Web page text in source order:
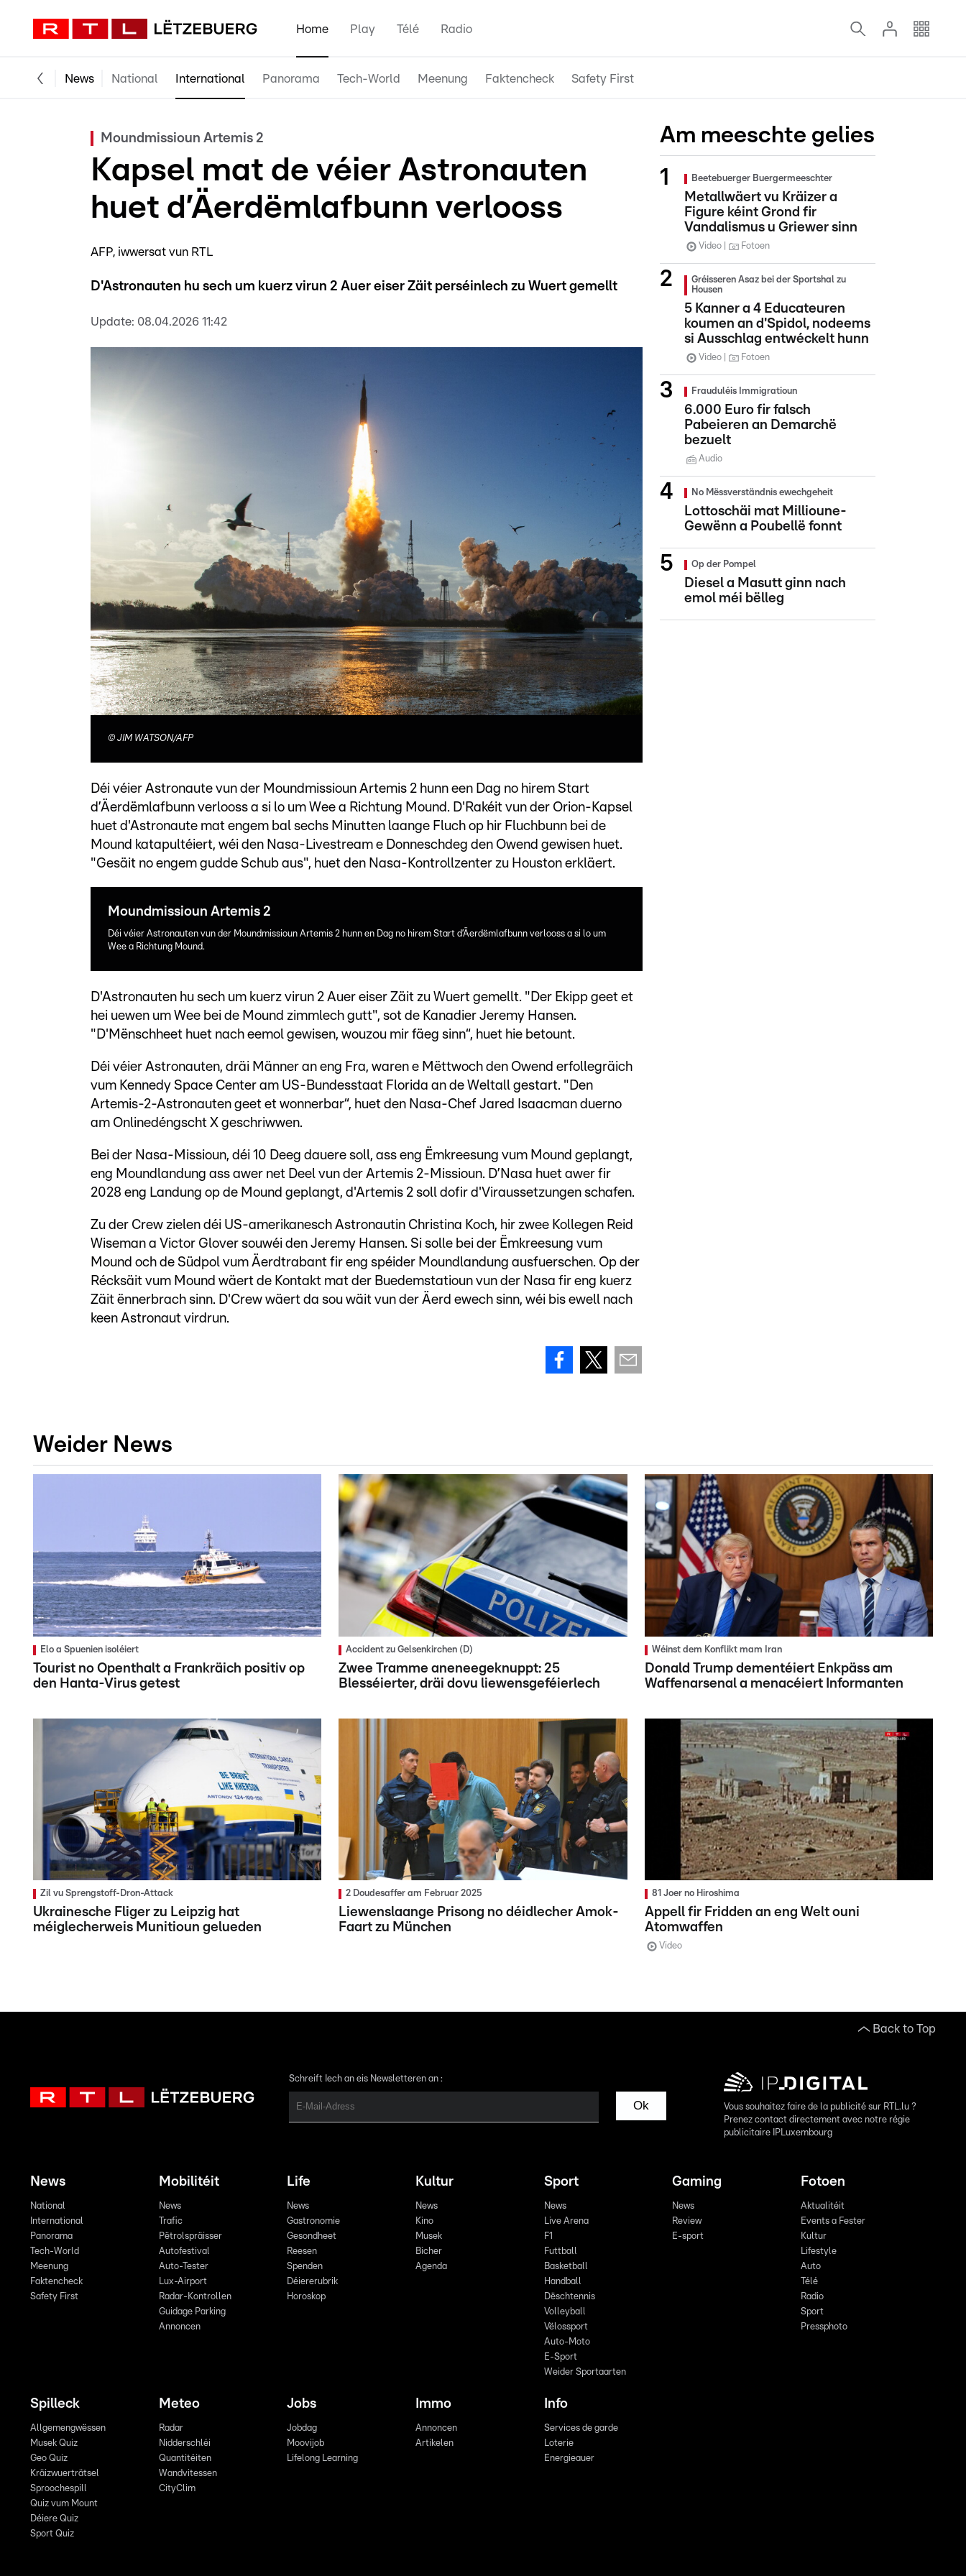
Home Play Télé Radio
News National International Panorama Tech-World Meenung Faktencheck Safety First
Moundmissioun Artemis 2
Kapsel mat de véier Astronauten
huet d’Äerdëmlafbunn verlooss
AFP, iwwersat vun RTL
D'Astronauten hu sech um kuerz virun 2 Auer eiser Zäit perséinlech zu Wuert gemellt
Update: 08.04.2026 11:42
© JIM WATSON/AFP
Déi véier Astronaute vun der Moundmissioun Artemis 2 hunn een Dag no hirem Start
d’Äerdëmlafbunn verlooss a si lo um Wee a Richtung Mound. D'Rakéit vun der Orion-Kapsel
huet d'Astronaute mat engem bal sechs Minutten laange Fluch op hir Fluchbunn bei de
Mound katapultéiert, wéi den Nasa-Livestream e Donneschdeg den Owend gewisen huet.
"Gesäit no engem gudde Schub aus", huet den Nasa-Kontrollzenter zu Houston erkläert.
Moundmissioun Artemis 2
Déi véier Astronauten vun der Moundmissioun Artemis 2 hunn en Dag no hirem Start d’Äerdëmlafbunn verlooss a si lo um
Wee a Richtung Mound.
D'Astronauten hu sech um kuerz virun 2 Auer eiser Zäit zu Wuert gemellt. "Der Ekipp geet et
hei uewen um Wee bei de Mound zimmlech gutt", sot de Kanadier Jeremy Hansen.
"D'Mënschheet huet nach eemol gewisen, wouzou mir fäeg sinn“, huet hie betount.
Déi véier Astronauten, dräi Männer an eng Fra, waren e Mëttwoch den Owend erfollegräich
vum Kennedy Space Center am US-Bundesstaat Florida an de Weltall gestart. "Den
Artemis-2-Astronauten geet et wonnerbar“, huet den Nasa-Chef Jared Isaacman duerno
am Onlinedéngscht X geschriwwen.
Bei der Nasa-Missioun, déi 10 Deeg dauere soll, ass eng Ëmkreesung vum Mound geplangt,
eng Moundlandung ass awer net Deel vun der Artemis 2-Missioun. D’Nasa huet awer fir
2028 eng Landung op de Mound geplangt, d'Artemis 2 soll dofir d'Viraussetzungen schafen.
Zu der Crew zielen déi US-amerikanesch Astronautin Christina Koch, hir zwee Kollegen Reid
Wiseman a Victor Glover souwéi den Jeremy Hansen. Si solle bei der Ëmkreesung vum
Mound och de Südpol vum Äerdtrabant fir eng spéider Moundlandung ausfuerschen. Op der
Récksäit vum Mound wäert de Kontakt mat der Buedemstatioun vun der Nasa fir eng kuerz
Zäit ënnerbrach sinn. D'Crew wäert da sou wäit vun der Äerd ewech sinn, wéi bis ewell nach
keen Astronaut virdrun.
Am meeschte gelies
Beetebuerger Buergermeeschter
Metallwäert vu Kräizer a
Figure kéint Grond fir
Vandalismus u Griewer sinn
Video Fotoen
Gréisseren Asaz bei der Sportshal zu
Housen
5 Kanner a 4 Educateuren
koumen an d'Spidol, nodeems
si Ausschlag entwéckelt hunn
Video Fotoen
Frauduléis Immigratioun
6.000 Euro fir falsch
Pabeieren an Demarchë
bezuelt
Audio
No Mëssverständnis ewechgeheit
Lottoschäi mat Millioune-
Gewënn a Poubellë fonnt
Op der Pompel
Diesel a Masutt ginn nach
emol méi bëlleg
Weider News
Elo a Spuenien isoléiert
Tourist no Openthalt a Frankräich positiv op
den Hanta-Virus getest
Accident zu Gelsenkirchen (D)
Zwee Tramme aneneegeknuppt: 25
Blesséierter, dräi dovu liewensgeféierlech
Wéinst dem Konflikt mam Iran
Donald Trump dementéiert Enkpäss am
Waffenarsenal a menacéiert Informanten
Zil vu Sprengstoff-Dron-Attack
Ukrainesche Fliger zu Leipzig hat
méiglecherweis Munitioun gelueden
2 Doudesaffer am Februar 2025
Liewenslaange Prisong no déidlecher Amok-
Faart zu München
81 Joer no Hiroshima
Appell fir Fridden an eng Welt ouni
Atomwaffen
Video
Back to Top
Schreift Iech an eis Newsletteren an :
Ok
Vous souhaitez faire de la publicité sur RTL.lu ?
Prenez contact directement avec notre régie
publicitaire IPLuxembourg
News
National
International
Panorama
Tech-World
Meenung
Faktencheck
Safety First
Mobilitéit
News
Trafic
Pëtrolspräisser
Autofestival
Auto-Tester
Lux-Airport
Radar-Kontrollen
Guidage Parking
Annoncen
Life
News
Gastronomie
Gesondheet
Reesen
Spenden
Déiererubrik
Horoskop
Kultur
News
Kino
Musek
Bicher
Agenda
Sport
News
Live Arena
F1
Futtball
Basketball
Handball
Dëschtennis
Volleyball
Vëlossport
Auto-Moto
E-Sport
Weider Sportaarten
Gaming
News
Review
E-sport
Fotoen
Aktualitéit
Events a Fester
Kultur
Lifestyle
Auto
Télé
Radio
Sport
Pressphoto
Spilleck
Allgemengwëssen
Musek Quiz
Geo Quiz
Kräizwuerträtsel
Sproochespill
Quiz vum Mount
Déiere Quiz
Sport Quiz
Meteo
Radar
Nidderschléi
Quantitéiten
Wandvitessen
CityClim
Jobs
Jobdag
Moovijob
Lifelong Learning
Immo
Annoncen
Artikelen
Info
Services de garde
Loterie
Energieauer